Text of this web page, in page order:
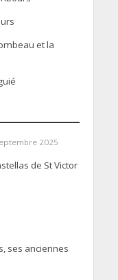
et la
2025
de St Victor
ses anciennes